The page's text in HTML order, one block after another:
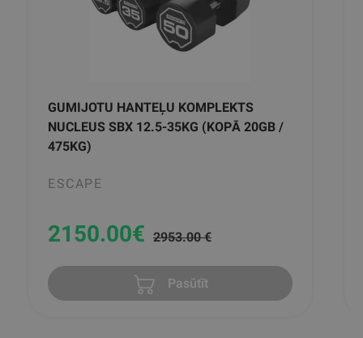
GUMIJOTU HANTEĻU KOMPLEKTS
NUCLEUS SBX 12.5-35KG (KOPĀ 20GB /
475KG)
ESCAPE
2150.00€ 2953.00 €
Pasūtīt